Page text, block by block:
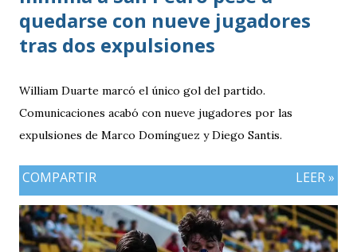
quedarse con nueve jugadores
tras dos expulsiones
William Duarte marcó el único gol del partido.
Comunicaciones acabó con nueve jugadores por las
expulsiones de Marco Domínguez y Diego Santis.
COMPARTIR LEER »